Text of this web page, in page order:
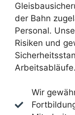
der Bahn
Personal.
Risiken und
Arbeitsabläufe.
Wir